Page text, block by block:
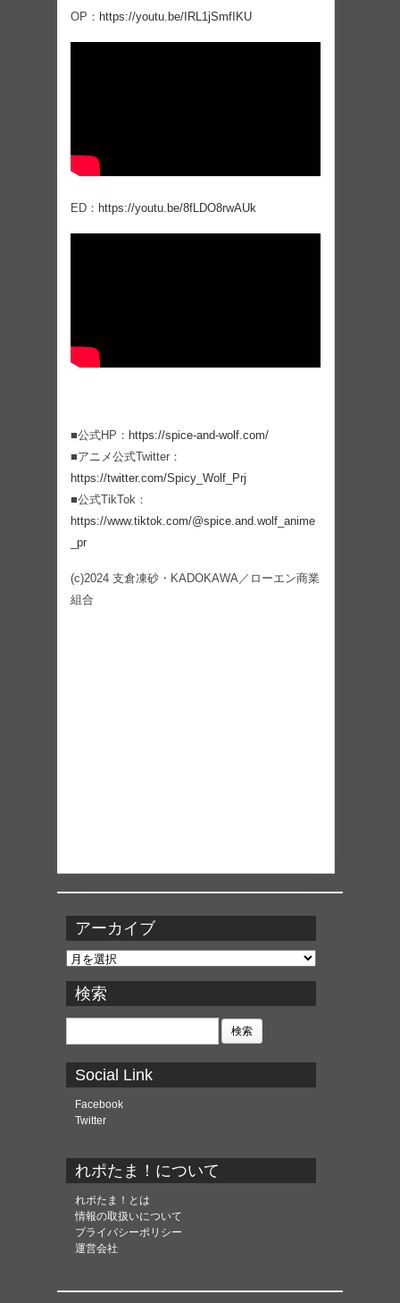
OP： https://youtu.be/IRL1jSmfIKU
ED： https://youtu.be/8fLDO8rwAUk
■公式HP： https://spice-and-wolf.com/
■アニメ公式Twitter：
https://twitter.com/Spicy_Wolf_Prj
■公式TikTok：
https://www.tiktok.com/@spice.and.wolf_anime
_pr
(c)2024 支倉凍砂・KADOKAWA／ローエン商業
組合
アーカイブ
ア
カ
イ
ブ
検索
検
Social Link
Facebook
Twitter
れポたま！について
れポたま！とは
情報の取扱いについて
プライバシーポリシー
運営会社